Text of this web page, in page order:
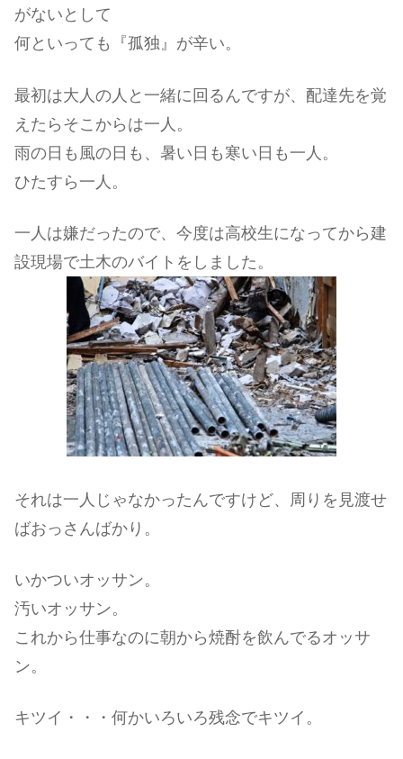
がないとして
何といっても『孤独』が辛い。
最初は大人の人と一緒に回るんですが、配達先を覚
えたらそこからは一人。
雨の日も風の日も、暑い日も寒い日も一人。
ひたすら一人。
一人は嫌だったので、今度は高校生になってから建
設現場で土木のバイトをしました。
それは一人じゃなかったんですけど、周りを見渡せ
ばおっさんばかり。
いかついオッサン。
汚いオッサン。
これから仕事なのに朝から焼酎を飲んでるオッサ
ン。
キツイ・・・何かいろいろ残念でキツイ。